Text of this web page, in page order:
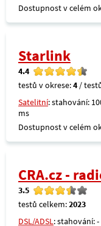
Dostupnost v celém
Starlink
4.4
testů v okrese:4 /
Satelitní: stahování:
ms
Dostupnost v celém
CRA.cz -
3.5
testů celkem:2023
DSL/ADSL: stahování: